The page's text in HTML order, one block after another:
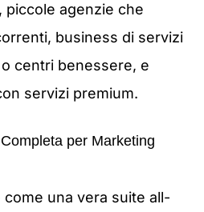
piccole agenzie che
business di servizi
centri benessere, e
servizi premium.
per Marketing
una vera suite all-